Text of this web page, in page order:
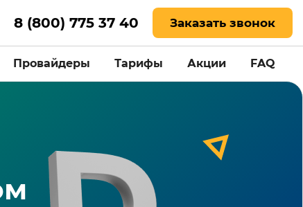
8 (800) 775 37 40 Заказать звонок
Провайдеры Тарифы Акции FAQ